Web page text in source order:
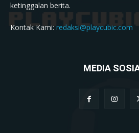
ketinggalan berita.
Kontak Kami:redaksi@playcubic.com
MEDIA